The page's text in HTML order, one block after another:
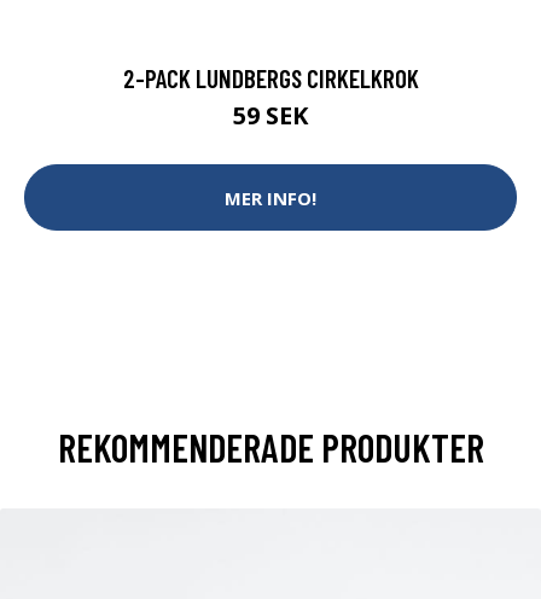
2-PACK LUNDBERGS CIRKELKROK
59 SEK
MER INFO!
REKOMMENDERADE PRODUKTER